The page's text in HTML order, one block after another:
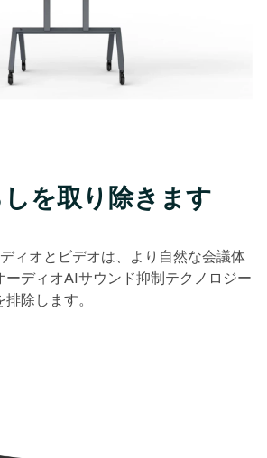
を取り除きます
ィオとビデオは、より自然な会議体
ーディオAIサウンド抑制テクノロジー
除します。